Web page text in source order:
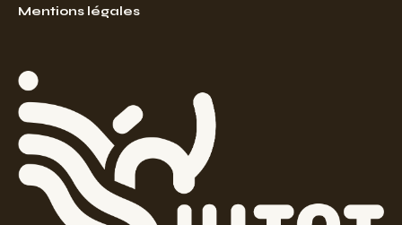
Mentions légales